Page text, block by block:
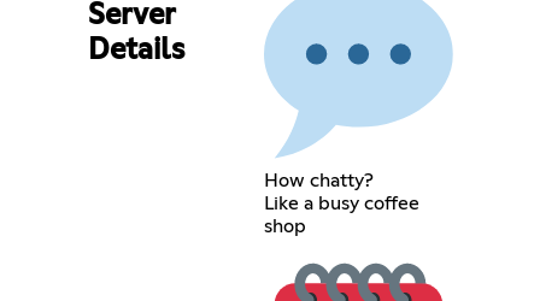
Server
Details
How chatty?
Like a busy coffee
shop